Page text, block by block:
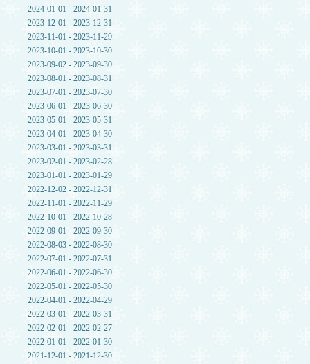
2024-01-01 - 2024-01-31
2023-12-01 - 2023-12-31
2023-11-01 - 2023-11-29
2023-10-01 - 2023-10-30
2023-09-02 - 2023-09-30
2023-08-01 - 2023-08-31
2023-07-01 - 2023-07-30
2023-06-01 - 2023-06-30
2023-05-01 - 2023-05-31
2023-04-01 - 2023-04-30
2023-03-01 - 2023-03-31
2023-02-01 - 2023-02-28
2023-01-01 - 2023-01-29
2022-12-02 - 2022-12-31
2022-11-01 - 2022-11-29
2022-10-01 - 2022-10-28
2022-09-01 - 2022-09-30
2022-08-03 - 2022-08-30
2022-07-01 - 2022-07-31
2022-06-01 - 2022-06-30
2022-05-01 - 2022-05-30
2022-04-01 - 2022-04-29
2022-03-01 - 2022-03-31
2022-02-01 - 2022-02-27
2022-01-01 - 2022-01-30
2021-12-01 - 2021-12-30